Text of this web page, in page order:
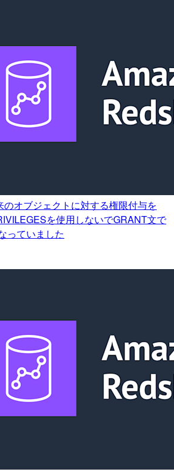
のオブジェクトに対する権限付与を
を使用しないでGRANT文で
っていました